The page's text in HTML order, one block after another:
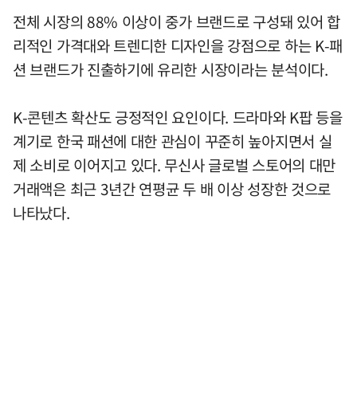
전체 시장의 88% 이상이 중가 브랜드로 구성돼 있어 합
리적인 가격대와 트렌디한 디자인을 강점으로 하는 K-패
션 브랜드가 진출하기에 유리한 시장이라는 분석이다.
K-콘텐츠 확산도 긍정적인 요인이다. 드라마와 K팝 등을
계기로 한국 패션에 대한 관심이 꾸준히 높아지면서 실
제 소비로 이어지고 있다. 무신사 글로벌 스토어의 대만
거래액은 최근 3년간 연평균 두 배 이상 성장한 것으로
나타났다.